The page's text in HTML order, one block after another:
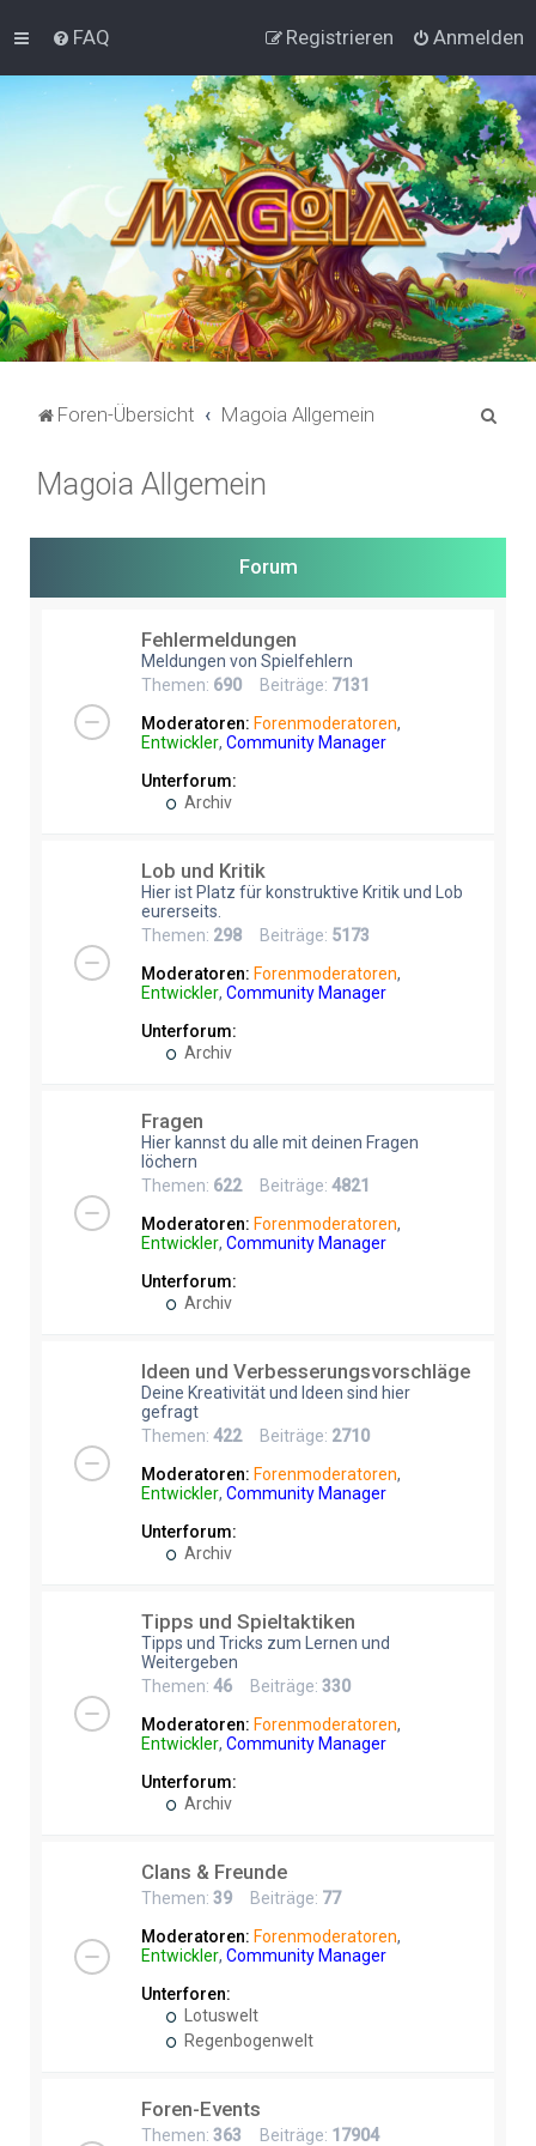
FAQ Anmelden
Registrieren
Foren-Übersicht Magoia Allgemein
Magoia Allgemein
Forum
Fehlermeldungen
Meldungen von Spielfehlern
Themen: 690 Beiträge: 7131
Moderatoren: Forenmoderatoren,
Entwickler, Community Manager
Unterforum:
Archiv
Lob und Kritik
Hier ist Platz für konstruktive Kritik und Lob
eurerseits.
Themen: 298 Beiträge: 5173
Moderatoren: Forenmoderatoren,
Entwickler, Community Manager
Unterforum:
Archiv
Fragen
Hier kannst du alle mit deinen Fragen
löchern
Themen: 622Beiträge: 4821
Moderatoren: Forenmoderatoren,
Entwickler, Community Manager
Unterforum:
Archiv
Ideen und Verbesserungsvorschläge
Deine Kreativität und Ideen sind hier
gefragt
Themen: 422Beiträge: 2710
Moderatoren: Forenmoderatoren,
Entwickler, Community Manager
Unterforum:
Archiv
Tipps und Spieltaktiken
Tipps und Tricks zum Lernen und
Weitergeben
Themen: 46 Beiträge: 330
Moderatoren: Forenmoderatoren,
Entwickler, Community Manager
Unterforum:
Archiv
Clans & Freunde
Themen: 39 Beiträge: 77
Moderatoren: Forenmoderatoren,
Entwickler, Community Manager
Unterforen:
Lotuswelt
Regenbogenwelt
Foren-Events
Themen: 363 Beiträge: 17904